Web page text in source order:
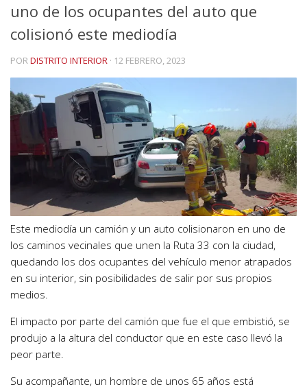
uno de los ocupantes del auto que
colisionó este mediodía
PORDISTRITO INTERIOR · 12 FEBRERO, 2023
Este mediodía un camión y un auto colisionaron en uno de
los caminos vecinales que unen la Ruta 33 con la ciudad,
quedando los dos ocupantes del vehículo menor atrapados
en su interior, sin posibilidades de salir por sus propios
medios.
El impacto por parte del camión que fue el que embistió, se
produjo a la altura del conductor que en este caso llevó la
peor parte.
Su acompañante, un hombre de unos 65 años está